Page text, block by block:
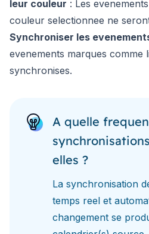
leur couleur : Les
couleur selectionnee ne
Synchroniser les
evenements marques comme
synchronises.
A quelle
elles ?
La synchronisation
temps reel et
changement se